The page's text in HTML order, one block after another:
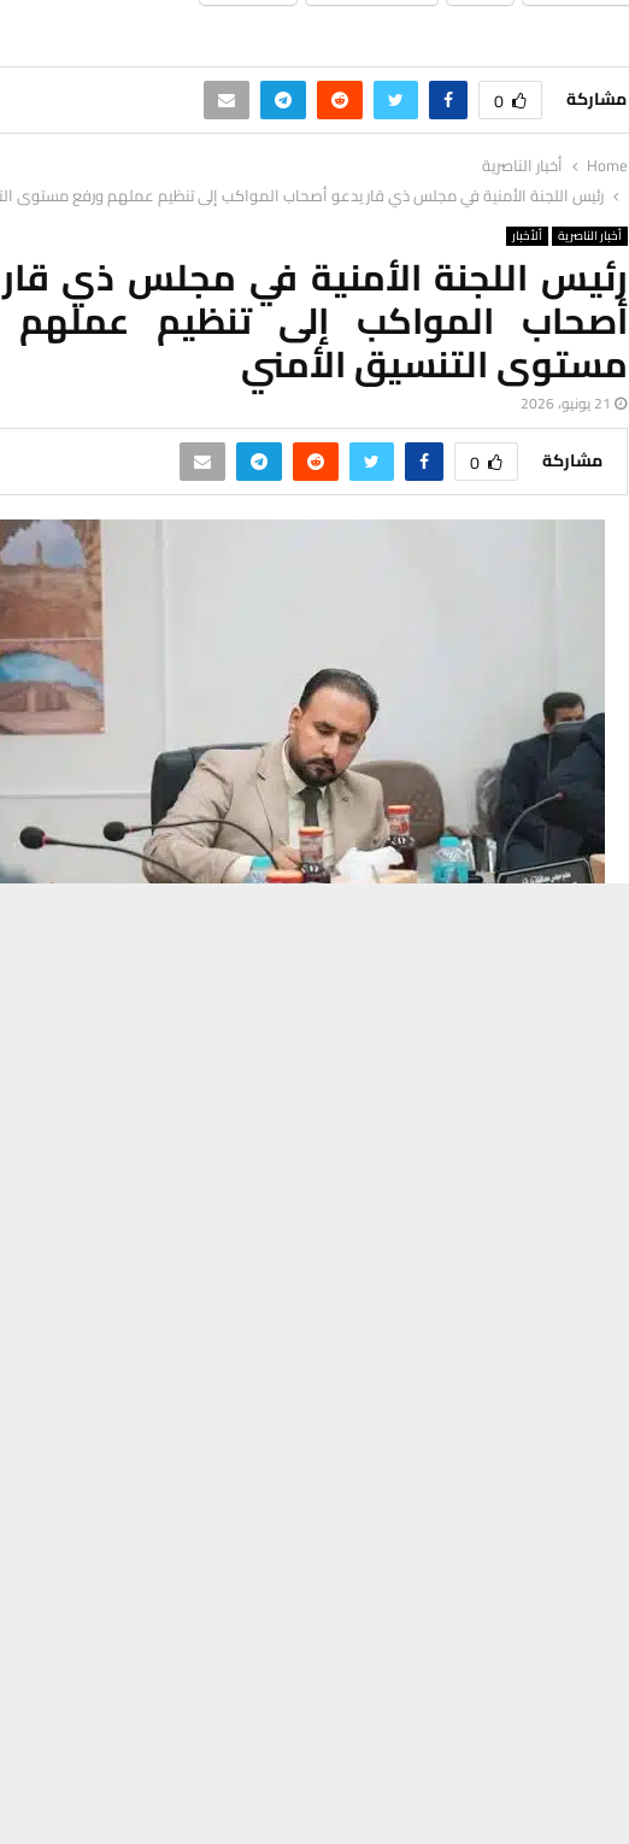
مشاركة 0
Home
أخبار الناصرية
رئيس اللجنة الأمنية في مجلس ذي قار يدعو أصحاب المواكب إلى تنظيم عملهم ورفع مستوى
أخبار الناصرية ألأخبار
رئيس اللجنة الأمنية في مجلس ذي
أصحاب المواكب إلى تنظيم عملهم
مستوى التنسيق الأمني
21 يونيو، 2026
مشاركة 0